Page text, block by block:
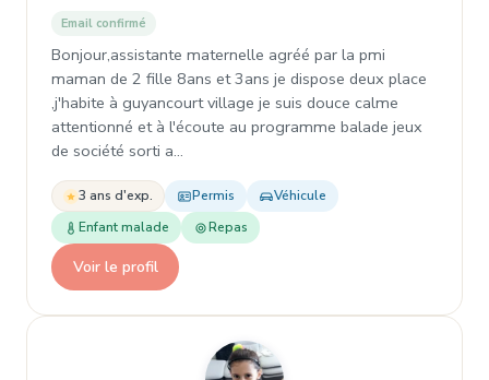
Email confirmé
Bonjour,assistante maternelle agréé par la pmi
maman de 2 fille 8ans et 3ans je dispose deux place
,j'habite à guyancourt village je suis douce calme
attentionné et à l'écoute au programme balade jeux
de société sorti a…
3 ans d'exp. Permis
Véhicule
Enfant malade
Repas
Voir le profil